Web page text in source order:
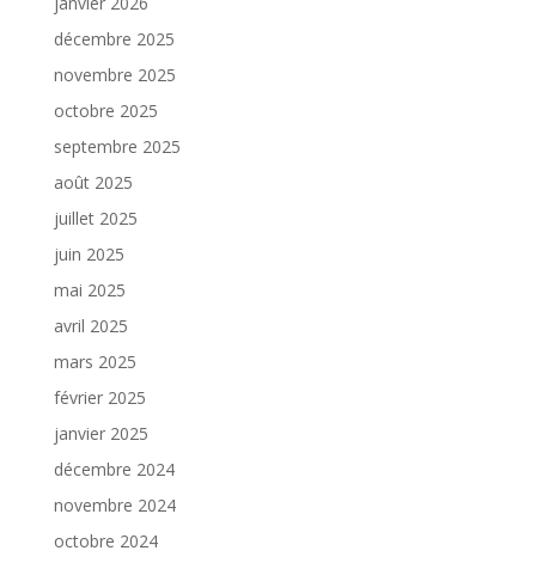
décembre 2025
novembre 2025
octobre 2025
septembre 2025
août 2025
juillet 2025
juin 2025
mai 2025
avril 2025
mars 2025
février 2025
janvier 2025
décembre 2024
novembre 2024
octobre 2024